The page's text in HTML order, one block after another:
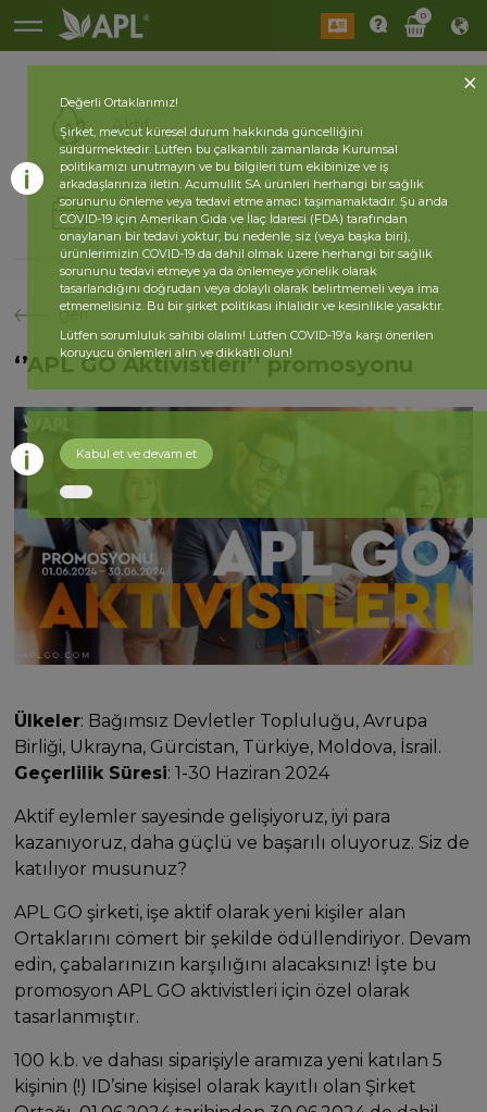
0
Aktif
Kayıtlar
2026 yıl 2025 yıl
geri
‘’APL GO Aktivistleri’’ promosyonu
Ülkeler: Bağımsız Devletler Topluluğu, Avrupa
Birliği, Ukrayna, Gürcistan, Türkiye, Moldova, İsrail.
Geçerlilik Süresi: 1-30 Haziran 2024
Aktif eylemler sayesinde gelişiyoruz, iyi para
kazanıyoruz, daha güçlü ve başarılı oluyoruz. Siz de
katılıyor musunuz?
APL GO şirketi, işe aktif olarak yeni kişiler alan
Ortaklarını cömert bir şekilde ödüllendiriyor. Devam
edin, çabalarınızın karşılığını alacaksınız! İşte bu
promosyon APL GO aktivistleri için özel olarak
tasarlanmıştır.
100 k.b. ve dahası siparişiyle aramıza yeni katılan 5
kişinin (!) ID’sine kişisel olarak kayıtlı olan Şirket
Değerli Ortaklarımız!
Şirket, mevcut küresel durum hakkında güncelliğini
sürdürmektedir. Lütfen bu çalkantılı zamanlarda Kurumsal
politikamızı unutmayın ve bu bilgileri tüm ekibinize ve iş
arkadaşlarınıza iletin. Acumullit SA ürünleri herhangi bir sağlık
sorununu önleme veya tedavi etme amacı taşımamaktadır. Şu anda
COVID-19 için Amerikan Gıda ve İlaç İdaresi (FDA) tarafından
onaylanan bir tedavi yoktur; bu nedenle, siz (veya başka biri),
ürünlerimizin COVID-19 da dahil olmak üzere herhangi bir sağlık
sorununu tedavi etmeye ya da önlemeye yönelik olarak
tasarlandığını doğrudan veya dolaylı olarak belirtmemeli veya ima
etmemelisiniz. Bu bir şirket politikası ihlalidir ve kesinlikle yasaktır.
Lütfen sorumluluk sahibi olalım! Lütfen COVID-19'a karşı önerilen
koruyucu önlemleri alın ve dikkatli olun!
Kabul et ve devam et